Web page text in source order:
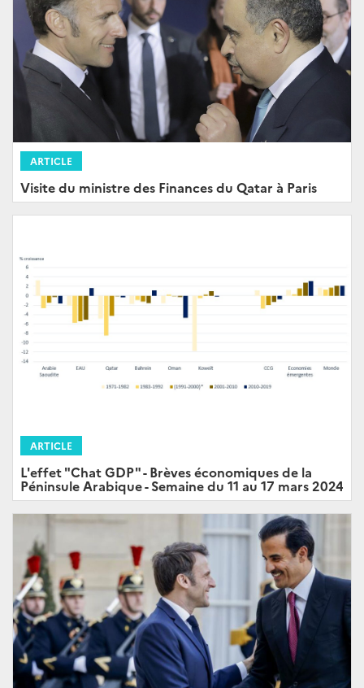
ARTICLE
Visite du ministre des Finances du Qatar à Paris
ARTICLE
L'effet "Chat GDP" - Brèves économiques de la
Péninsule Arabique - Semaine du 11 au 17 mars 2024